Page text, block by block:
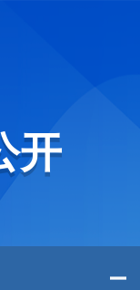
开